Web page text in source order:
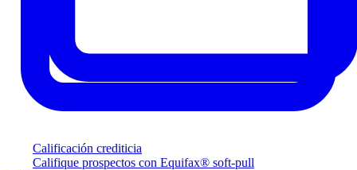
Calificación crediticia
Califique prospectos con Equifax® soft-pull